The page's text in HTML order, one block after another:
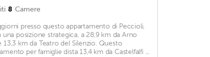
8 Camere
presso questo appartamento di Peccioli,
una posizione strategica, a 28,9 km da Arno
13,3 km da Teatro del Silenzio. Questo
per famiglie dista 13,4 km da Castelfalfi ...